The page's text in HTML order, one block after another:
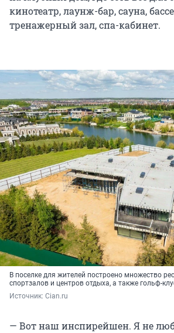
кинотеатр, лаунж-бар, сауна,
тренажерный зал, спа-кабинет.
В поселке для жителей построено множество
спортзалов и центров отдыха, а также гольф-
Источник: Cian.ru
— Вот наш инспирейшен. Я не